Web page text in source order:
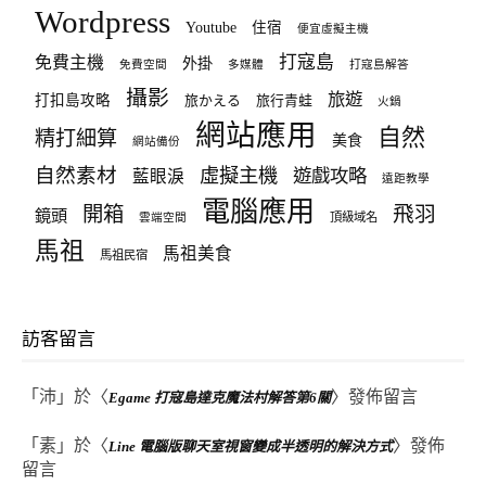
Wordpress Youtube 住宿 便宜虛擬主機
免費主機 免費空間 外掛 多媒體 打寇島 打寇島解答
打扣島攻略 攝影 旅かえる 旅行青蛙 旅遊 火鍋
精打細算 網站備份 網站應用 美食 自然
自然素材 藍眼淚 虛擬主機 遊戲攻略 遠距教學
鏡頭 開箱 雲端空間 電腦應用 頂級域名 飛羽
馬祖 馬祖民宿 馬祖美食
訪客留言
「 沛 」於〈Egame 打寇島達克魔法村解答第6關〉發佈留言
「 素 」於〈Line 電腦版聊天室視窗變成半透明的解決方式〉發佈
留言